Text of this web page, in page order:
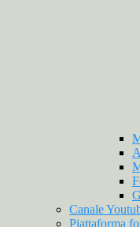
Canale
Piattaforma